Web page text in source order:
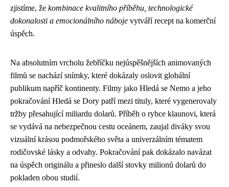
zjistíme, že kombinace kvalitního příběhu, technologické
dokonalosti a emocionálního náboje vytváří recept na komerční
úspěch.
Na absolutním vrcholu žebříčku nejúspěšnějších animovaných
filmů se nachází snímky, které dokázaly oslovit globální
publikum napříč kontinenty. Filmy jako Hledá se Nemo a jeho
pokračování Hledá se Dory patří mezi tituly, které vygenerovaly
tržby přesahující miliardu dolarů. Příběh o rybce klaunovi, která
se vydává na nebezpečnou cestu oceánem, zaujal diváky svou
vizuální krásou podmořského světa a univerzálním tématem
rodičovské lásky a odvahy. Pokračování pak dokázalo navázat
na úspěch originálu a přineslo další stovky milionů dolarů do
pokladen obou studií.